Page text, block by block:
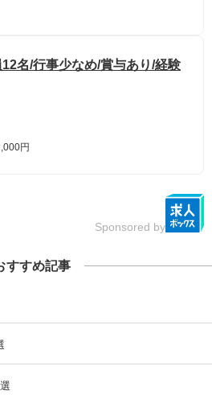
名/行事少なめ/賞与あり/経験
円
Sponsored by
すすめ記事